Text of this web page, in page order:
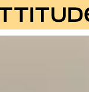
Equipaggiamento